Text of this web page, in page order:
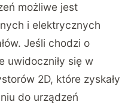
możliwe jest
i elektrycznych
Jeśli chodzi o
uwidoczniły się w
2D, które zyskały
do urządzeń